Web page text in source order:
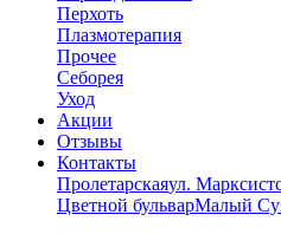
Перхоть
Плазмотерапия
Прочее
Себорея
Уход
Акции
Отзывы
Контакты
Пролетарскаяул.
Цветной бульварМалый